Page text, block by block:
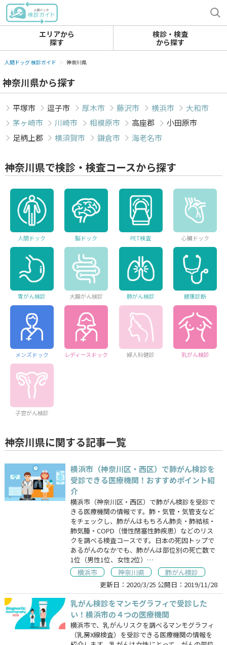
エリアから
探す
検診・検査
から探す
人間ドッグ 検診ガイド 神奈川県
神奈川県から探す
平塚市 逗子市 厚木市 藤沢市 横浜市
大和市
茅ヶ崎市
川崎市 相模原市 高座郡
小田原市
足柄上郡
横須賀市 鎌倉市 海老名市
神奈川県で検診・検査コースから探す
人間ドック 脳ドック PET検査 心臓ドック
胃がん検診 大腸がん検診 肺がん検診 健康診断
メンズドック レディースドック 婦人科健診 乳がん検診
子宮がん検診
神奈川県に関する記事一覧
横浜市（神奈川区・西区）で肺がん検診を
受診できる医療機関！おすすめポイント紹
介
横浜市（神奈川区・西区）で肺がん検診を受診で
きる医療機関の情報です。肺・気管・気管支など
をチェックし、肺がんはもちろん肺炎・肺結核・
肺気腫・COPD（慢性閉塞性肺疾患）などのリス
クを調べる検査コースです。日本の死因トップで
あるがんのなかでも、肺がんは部位別の死亡数で
1位（男性1位、女性2位）…
横浜市
神奈川県
肺がん検診
更新日： 2020/3/25 公開日： 2019/11/28
乳がん検診をマンモグラフィで受診した
い！横浜市の４つの医療機関
横浜市で、乳がんリスクを調べるマンモグラフィ
（乳房X線検査）を受診できる医療機関の情報を